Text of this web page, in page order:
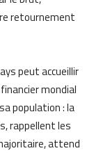
retournement
peut accueillir
mondial
population : la
rappellent les
attend